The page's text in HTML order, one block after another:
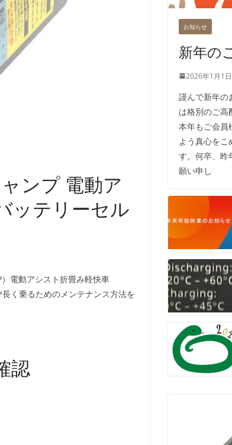
ンプ 電動ア
ッテリーセル
電動アシスト折畳み軽快車
く乗るためのメンテナンス方法を
認
お知らせ
新年の
2026年1月1日
謹んで新年の
は格別のご高
本年もご会員
よう真心をこ
す。何卒、昨
願い申し